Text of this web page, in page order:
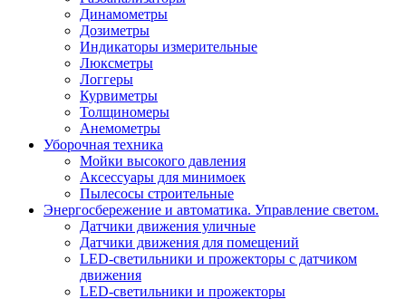
Динамометры
Дозиметры
Индикаторы измерительные
Люксметры
Логгеры
Курвиметры
Толщиномеры
Анемометры
Уборочная техника
Мойки высокого давления
Аксессуары для минимоек
Пылесосы строительные
Энергосбережение и автоматика. Управление светом.
Датчики движения уличные
Датчики движения для помещений
LED-светильники и прожекторы с датчиком
движения
LED-светильники и прожекторы